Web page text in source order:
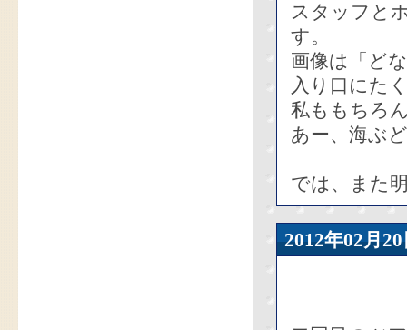
スタッフと
す。
画像は「ど
入り口にた
私ももちろ
あー、海ぶ
では、また
2012年02